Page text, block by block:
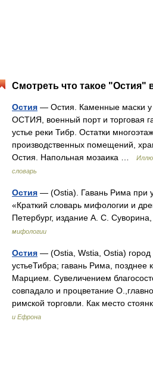
Смотреть что такое "Остия"
Остия — Остия. Каменные маски у
ОСТИЯ, военный порт и торговая
устье реки Тибр. Остатки
производственных помещений,
Остия. Напольная мозаика …
словарь
Остия — (Ostia). Гавань Рима при
«Краткий словарь мифологии и
Петербург, издание А. С.
мифологии
Остия — (Ostia, Wstia, Оstia) город
устьеТибра; гавань Рима, позднее
Марцием. Сувеличением
совпадало и процветание
римской торговли. Как место
и Ефрона